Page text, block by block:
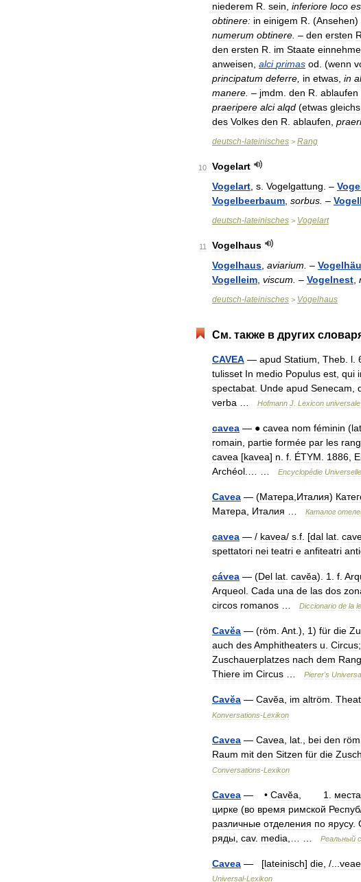
niederem R sein inferiore loco
obtinere: in einigem R . (Ansehen)
numerum obtinere – den ersten R
den ersten R im Staate
anweisen alci primas od . (wenn
principatum deferre in etwas in
manere – jmdm den R ablaufen
praeripere alci alqd (etwas gleichs
des Volkes den R ablaufen
deutsch-lateinisches > Rang
10
Vogelart
Vogelart s Vogelgattung . –
Vogelbeerbaum sorbus –
deutsch-lateinisches > Vogelart
11
Vogelhaus
Vogelhaus aviarium –
Vogelleim viscum – Vogelnest
deutsch-lateinisches > Vogelhaus
См. также в других
CAVEA — apud Statium Theb l
tulisset In medio Populus est qui
spectabat Unde apud Senecam
verba
Hofmann J Lexicon universale
cavea — ● cavea nom féminin (
romain
partie formée par les
cavea [kavea] n f ÉTYM 1886
Archéol
Encyclopédie Universelle
Cavea — (Матера Италия)
Матера
Италия Каталог
cavea — / kavea/ s f . [dal lat
spettatori nei teatri e anfiteatri
cávea — (Del lat cavĕa). 1 f
Arqueol Cada una de las dos
circos romanos Diccionario de la
Cavĕa — (röm Ant .), 1) für die
auch desAmphitheaters u Circus;
Zuschauerplatzes nach dem
Thiere im Circus Pierer's
Cavĕa — Cavĕa im altröm
Konversations-Lexikon
Cavea — Cavea lat bei den röm
Raum mit den Sitzen für die
Conversations-Lexikon
Cavea — • Cavĕa 1 места
цирке (во время римской
различные отделения по ярусу.
ряды cav. media Реальный
Cavea — [lateinisch] die , /... veae
Universal-Lexikon